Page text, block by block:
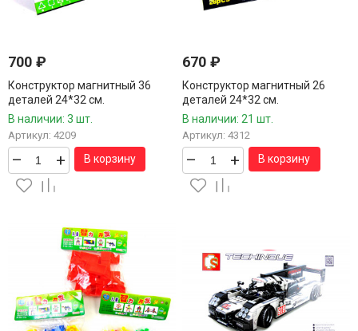
700 ₽
Конструктор магнитный 36
деталей 24*32 см.
В наличии: 3 шт.
Артикул: 4209
– + В корзину
670₽
Конструктор магнитный 26
деталей 24*32 см.
В наличии: 21 шт.
Артикул: 4312
– + В корзину